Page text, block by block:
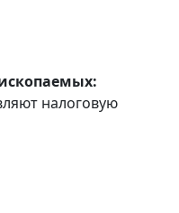
налоговую